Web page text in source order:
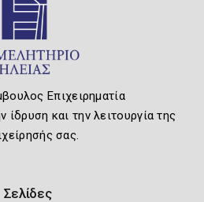
Επιχειρηματία
και την λειτουργία της
σας.
Σελίδες